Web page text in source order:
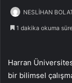
NESLİHAN
1 dakika okuma
Harran
bir bilimsel